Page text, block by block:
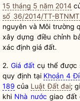
15 tháng 5 năm 2014
số 36/2014/TT-
nguyên và Môi trường
xây dựng điều chỉnh
xác định giá đất.
2. Giá đất cụ thể được
quy định tại Khoản 4
189 của Luật Đất đai;
khi Nhà nước giao